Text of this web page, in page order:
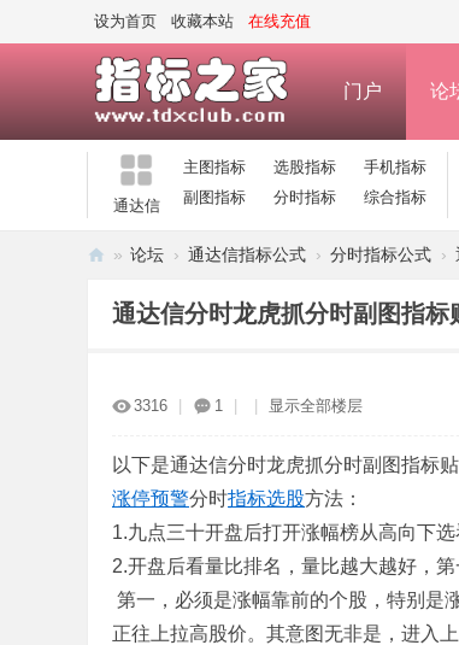
设为首页 收藏本站 在线充值
门户 论
通达信
主图指标 选股指标
手机指标
副图指标
分时指标 综合指标
» 论坛 › 通达信指标公式 › 分时指标公式 ›
通达信分时龙虎抓分时副图指标
3316 1 显示全部楼层
以下是通达信分时龙虎抓分时副图指标
涨停预警分时指标选股方法：
1.九点三十开盘后打开涨幅榜从高向下
2.开盘后看量比排名，量比越大越好，
第一，必须是涨幅靠前的个股，特别是
正往上拉高股价。其意图无非是，进入